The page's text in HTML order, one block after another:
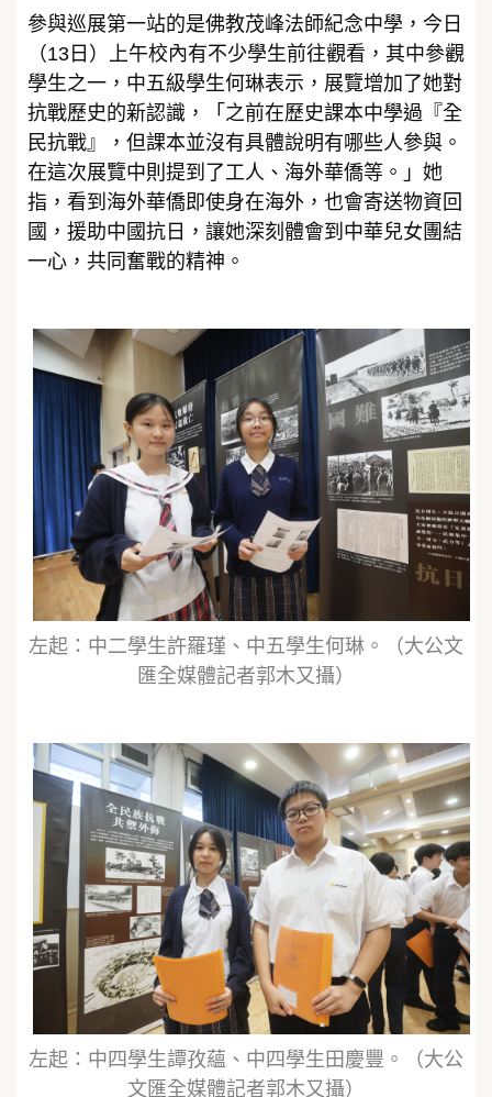
參與巡展第一站的是佛教茂峰法師紀念中學，今日
（13日）上午校內有不少學生前往觀看，其中參觀
學生之一，中五級學生何琳表示，展覽增加了她對
抗戰歷史的新認識，「之前在歷史課本中學過『全
民抗戰』，但課本並沒有具體說明有哪些人參與。
在這次展覽中則提到了工人、海外華僑等。」她
指，看到海外華僑即使身在海外，也會寄送物資回
國，援助中國抗日，讓她深刻體會到中華兒女團結
一心，共同奮戰的精神。
左起：中二學生許羅瑾、中五學生何琳。（大公文
匯全媒體記者郭木又攝）
左起：中四學生譚孜蘊、中四學生田慶豐。（大公
文匯全媒體記者郭木又攝）